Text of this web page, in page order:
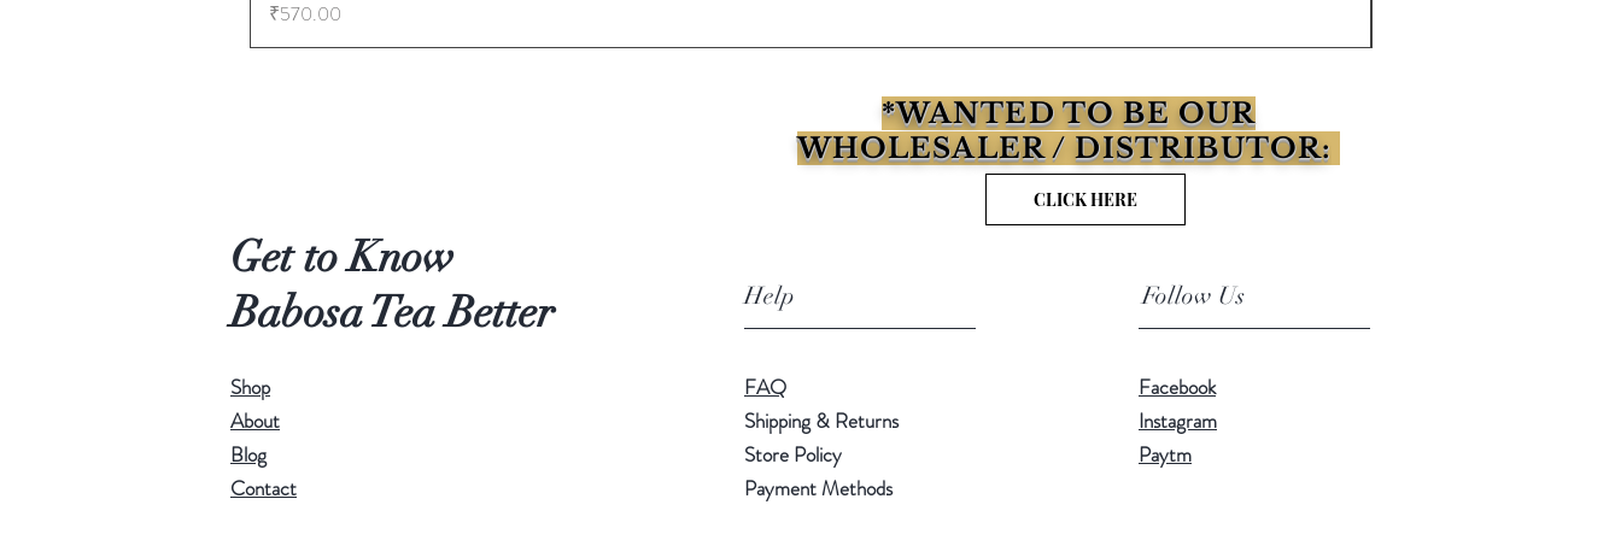
價格
₹570.00
*WANTED TO BE OUR
WHOLESALER / DISTRIBUTOR:
CLICK HERE
Get to Know
Babosa Tea Better
Shop
About
Blog
Contact
Help
FAQ
Shipping & Returns
Store Policy
Payment Methods
Follow Us
Facebook
Instagram
Paytm